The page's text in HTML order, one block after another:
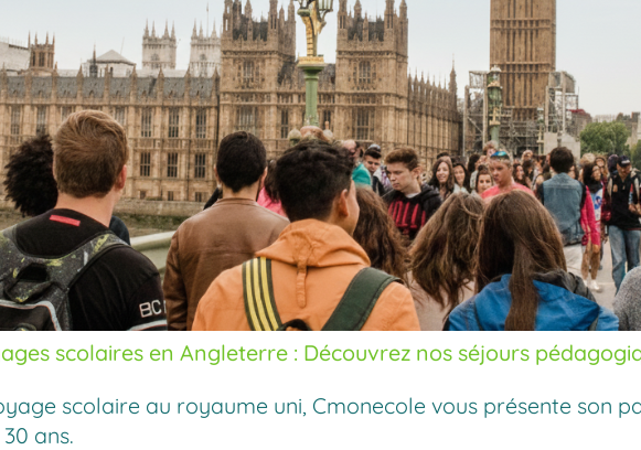
scolaires en Angleterre : Découvrez nos séjours
scolaire au royaume uni, Cmonecole vous présente son
ans.